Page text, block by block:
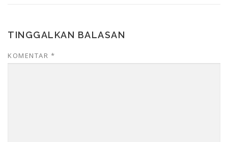
TINGGALKAN BALASAN
KOMENTAR *